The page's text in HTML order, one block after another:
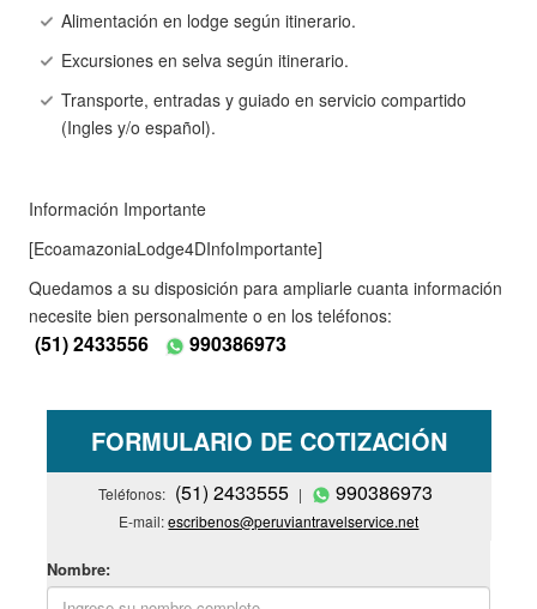
Alimentación en lodge según itinerario.
Excursiones en selva según itinerario.
Transporte, entradas y guiado en servicio compartido
(Ingles y/o español).
Información Importante
[EcoamazoniaLodge4DInfoImportante]
Quedamos a su disposición para ampliarle cuanta información
necesite bien personalmente o en los teléfonos:
(51) 2433556 990386973
FORMULARIO DE COTIZACIÓN
Teléfonos: (51) 2433555 | 990386973
E-mail:escribenos@peruviantravelservice.net